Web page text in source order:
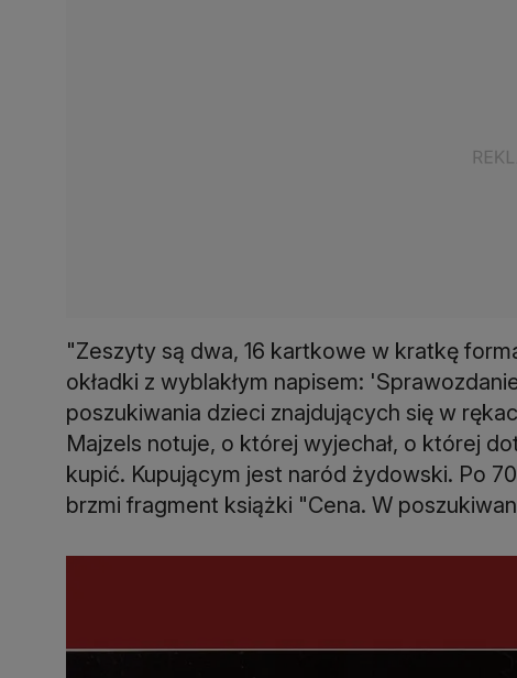
"Zeszyty są dwa, 16 kartkowe w kratkę
okładki z wyblakłym napisem:
poszukiwania dzieci znajdujących się w
Majzels notuje, o której wyjechał, o której
kupić. Kupującym jest naród żydowski. Po
brzmi fragment książki "Cena. W